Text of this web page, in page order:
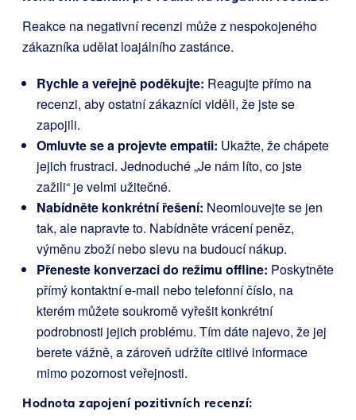
Reakce na negativní recenzi může z nespokojeného
zákazníka udělat loajálního zastánce.
Rychle a veřejně poděkujte: Reagujte přímo na
recenzi, aby ostatní zákazníci viděli, že jste se
zapojili.
Omluvte se a projevte empatii: Ukažte, že chápete
jejich frustraci. Jednoduché „Je nám líto, co jste
zažili“ je velmi užitečné.
Nabídněte konkrétní řešení: Neomlouvejte se jen
tak, ale napravte to. Nabídněte vrácení peněz,
výměnu zboží nebo slevu na budoucí nákup.
Přeneste konverzaci do režimu offline: Poskytněte
přímý kontaktní e-mail nebo telefonní číslo, na
kterém můžete soukromě vyřešit konkrétní
podrobnosti jejich problému. Tím dáte najevo, že jej
berete vážně, a zároveň udržíte citlivé informace
mimo pozornost veřejnosti.
Hodnota zapojení pozitivních recenzí: